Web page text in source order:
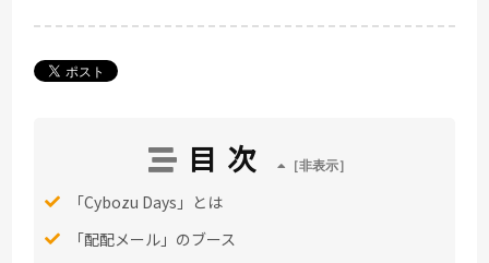
目次
「Cybozu Days」とは
「配配メール」のブース